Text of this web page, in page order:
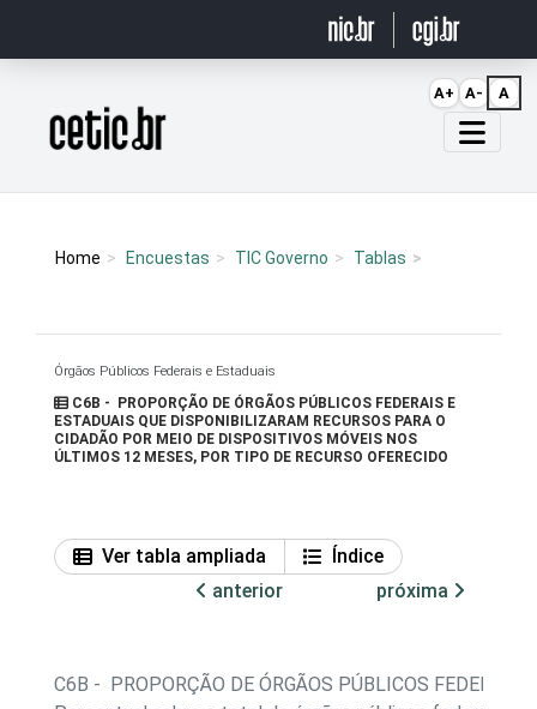
Página inicial
Home Encuestas TIC Governo Tablas
Órgãos Públicos Federais e Estaduais
C6B - PROPORÇÃO DE ÓRGÃOS PÚBLICOS FEDERAIS E
ESTADUAIS QUE DISPONIBILIZARAM RECURSOS PARA O
CIDADÃO POR MEIO DE DISPOSITIVOS MÓVEIS NOS
ÚLTIMOS 12 MESES, POR TIPO DE RECURSO OFERECIDO
Ver tabla ampliada
Índice
anterior
próxima
C6B - PROPORÇÃO DE ÓRGÃOS PÚBLICOS
A+ A- A